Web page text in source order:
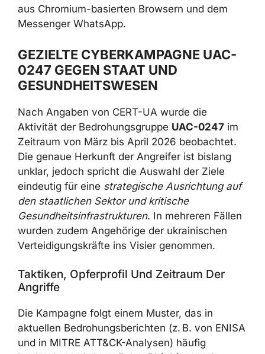
GEZIELTE CYBERKAMPAGNE UAC-
GESUNDHEITSWESEN
Nach Angaben von CERT-UA wurde die
Zeitraum von März bis April 2026 beobachtet.
Die genaue Herkunft der Angreifer ist bislang
unklar, jedoch spricht die Auswahl der Ziele
eindeutig für einestrategische Ausrichtung
auf den staatlichen Sektor und kritische
Gesundheitsinfrastrukturen. In mehreren
Fällen wurden zudem Angehörige der
ukrainischen Verteidigungskräfte ins Visier
genommen.
Angriffe
aktuellen Bedrohungsberichten (z. B. von
ENISA und in MITRE ATT&CK-Analysen)
häufig beobachtet wird: zunächst Phishing